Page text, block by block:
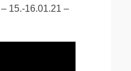
15.-16.01.21 –